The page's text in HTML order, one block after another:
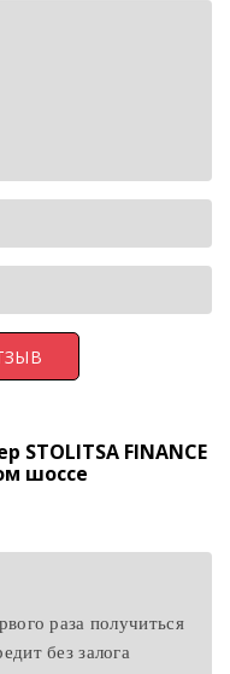
STOLITSA FINANCE
шоссе
раза получиться
без залога